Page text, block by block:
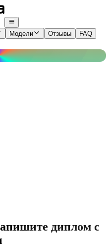
Модели Отзывы
FAQ
диплом с